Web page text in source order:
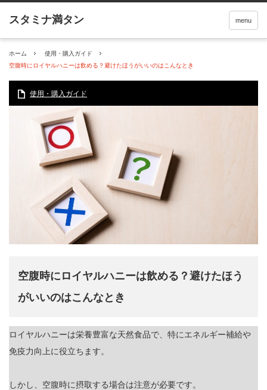
menu
ホーム
使用・購入ガイド
空腹時にロイヤルハニーは飲める？避けたほうがいいのはこんなとき
使用・購入ガイド
空腹時にロイヤルハニーは飲める？避けたほう
がいいのはこんなとき
ロイヤルハニーは栄養豊富な天然食品で、特にエネルギー補給や
免疫力向上に役立ちます。
しかし、空腹時に摂取する場合は注意が必要です。